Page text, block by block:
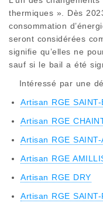
thermiques ». Dès
consommation
seront considérées
signifie qu’elles ne
sauf si le bail a été
Intéressé par une
Artisan RGE SAINT-
Artisan RGE
Artisan RGE SAINT-
Artisan RGE
Artisan RGE DRY
Artisan RGE SAINT-